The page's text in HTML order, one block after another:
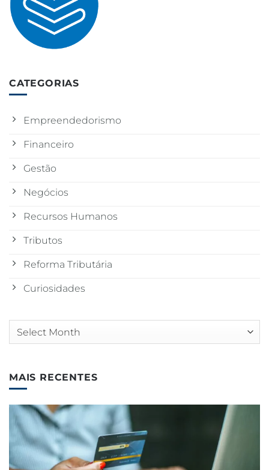
CATEGORIAS
Empreendedorismo
Financeiro
Gestão
Negócios
Recursos Humanos
Tributos
Reforma Tributária
Curiosidades
Arquivos
MAIS RECENTES